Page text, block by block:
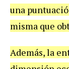
una
misma que
Además, la